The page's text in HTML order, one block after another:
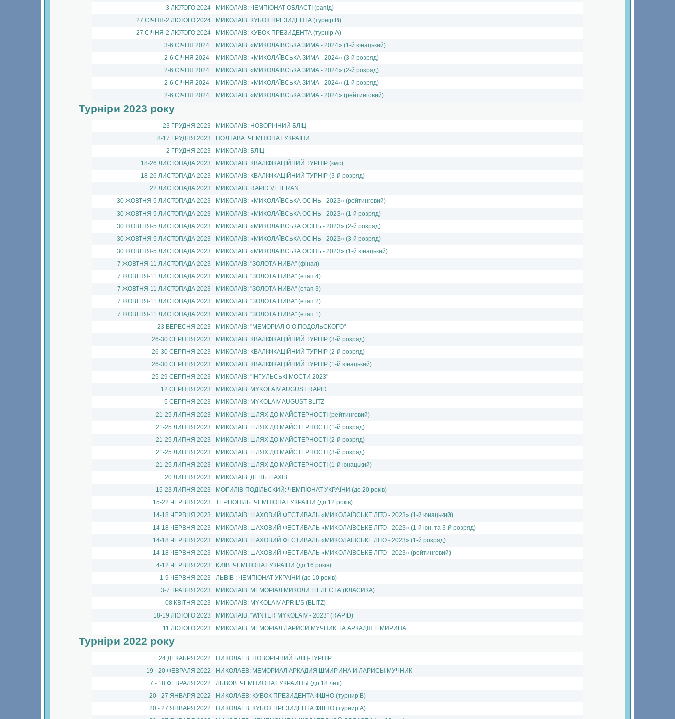
3 ЛЮТОГО 2024
МИКОЛАЇВ: ЧЕМПIОНАТ ОБЛАСТI (рапід)
27 СIЧНЯ-2 ЛЮТОГО 2024
МИКОЛАЇВ: КУБОК ПРЕЗИДЕНТА (турнір В)
27 СIЧНЯ-2 ЛЮТОГО 2024
МИКОЛАЇВ: КУБОК ПРЕЗИДЕНТА (турнір А)
3-6 СIЧНЯ 2024
МИКОЛАЇВ: «МИКОЛАЇВСЬКА ЗИМА - 2024» (1-й юнацький)
2-6 СIЧНЯ 2024
МИКОЛАЇВ: «МИКОЛАЇВСЬКА ЗИМА - 2024» (3-й розряд)
2-6 СIЧНЯ 2024
МИКОЛАЇВ: «МИКОЛАЇВСЬКА ЗИМА - 2024» (2-й розряд)
2-6 СIЧНЯ 2024
МИКОЛАЇВ: «МИКОЛАЇВСЬКА ЗИМА - 2024» (1-й розряд)
2-6 СIЧНЯ 2024
МИКОЛАЇВ: «МИКОЛАЇВСЬКА ЗИМА - 2024» (рейтинговий)
Турніри2023 року
23 ГРУДНЯ 2023
МИКОЛАЇВ: НОВОРIЧНИЙ БЛIЦ
8-17 ГРУДНЯ 2023
ПОЛТАВА: ЧЕМПІОНАТ УКРАЇНИ
2 ГРУДНЯ 2023
МИКОЛАЇВ: БЛIЦ
18-26 ЛИСТОПАДА 2023
МИКОЛАЇВ: КВАЛIФIКАЦIЙНИЙ ТУРНIР (кмс)
18-26 ЛИСТОПАДА 2023
МИКОЛАЇВ: КВАЛIФIКАЦIЙНИЙ ТУРНIР (3-й розряд)
22 ЛИСТОПАДА 2023
МИКОЛАЇВ: RAPID VETERAN
30 ЖОВТНЯ-5 ЛИСТОПАДА 2023
МИКОЛАЇВ: «МИКОЛАЇВСЬКА ОСІНЬ - 2023» (рейтинговий)
30 ЖОВТНЯ-5 ЛИСТОПАДА 2023
МИКОЛАЇВ: «МИКОЛАЇВСЬКА ОСІНЬ - 2023» (1-й розряд)
30 ЖОВТНЯ-5 ЛИСТОПАДА 2023
МИКОЛАЇВ: «МИКОЛАЇВСЬКА ОСІНЬ - 2023» (2-й розряд)
30 ЖОВТНЯ-5 ЛИСТОПАДА 2023
МИКОЛАЇВ: «МИКОЛАЇВСЬКА ОСІНЬ - 2023» (3-й розряд)
30 ЖОВТНЯ-5 ЛИСТОПАДА 2023
МИКОЛАЇВ: «МИКОЛАЇВСЬКА ОСІНЬ - 2023» (1-й юнацький)
7 ЖОВТНЯ-11 ЛИСТОПАДА 2023
МИКОЛАЇВ: "ЗОЛОТА НИВА" (фiнал)
7 ЖОВТНЯ-11 ЛИСТОПАДА 2023
МИКОЛАЇВ: "ЗОЛОТА НИВА" (етап 4)
7 ЖОВТНЯ-11 ЛИСТОПАДА 2023
МИКОЛАЇВ: "ЗОЛОТА НИВА" (етап 3)
7 ЖОВТНЯ-11 ЛИСТОПАДА 2023
МИКОЛАЇВ: "ЗОЛОТА НИВА" (етап 2)
7 ЖОВТНЯ-11 ЛИСТОПАДА 2023
МИКОЛАЇВ: "ЗОЛОТА НИВА" (етап 1)
23 ВЕРЕСНЯ 2023
МИКОЛАЇВ: "МЕМОРIАЛ О.О.ПОДОЛЬСКОГО"
26-30 СЕРПНЯ 2023
МИКОЛАЇВ: КВАЛIФIКАЦIЙНИЙ ТУРНIР (3-й розряд)
26-30 СЕРПНЯ 2023
МИКОЛАЇВ: КВАЛIФIКАЦIЙНИЙ ТУРНIР (2-й розряд)
26-30 СЕРПНЯ 2023
МИКОЛАЇВ: КВАЛIФIКАЦIЙНИЙ ТУРНIР (1-й юнацький)
25-29 СЕРПНЯ 2023
МИКОЛАЇВ: "IНГУЛЬСЬКI МОСТИ 2023"
12 СЕРПНЯ 2023
МИКОЛАЇВ: MYKOLAIV AUGUST RAPID
5 СЕРПНЯ 2023
МИКОЛАЇВ: MYKOLAIV AUGUST BLITZ
21-25 ЛИПНЯ 2023
МИКОЛАЇВ: ШЛЯХ ДО МАЙСТЕРНОСТІ (рейтинговий)
21-25 ЛИПНЯ 2023
МИКОЛАЇВ: ШЛЯХ ДО МАЙСТЕРНОСТІ (1-й розряд)
21-25 ЛИПНЯ 2023
МИКОЛАЇВ: ШЛЯХ ДО МАЙСТЕРНОСТІ (2-й розряд)
21-25 ЛИПНЯ 2023
МИКОЛАЇВ: ШЛЯХ ДО МАЙСТЕРНОСТІ (3-й розряд)
21-25 ЛИПНЯ 2023
МИКОЛАЇВ: ШЛЯХ ДО МАЙСТЕРНОСТІ (1-й юнацький)
20 ЛИПНЯ 2023
МИКОЛАЇВ: ДЕНЬ ШАХІВ
15-23 ЛИПНЯ 2023
МОГИЛIВ-ПОДIЛЬСКИЙ: ЧЕМПІОНАТ УКРАЇНИ (до 20 рокiв)
15-22 ЧЕРВНЯ 2023
ТЕРНОПІЛЬ: ЧЕМПІОНАТ УКРАЇНИ (до 12 рокiв)
14-18 ЧЕРВНЯ 2023
МИКОЛАЇВ: ШАХОВИЙ ФЕСТИВАЛЬ «МИКОЛАЇВСЬКЕ ЛІТО - 2023» (1-й юнацький)
14-18 ЧЕРВНЯ 2023
МИКОЛАЇВ: ШАХОВИЙ ФЕСТИВАЛЬ «МИКОЛАЇВСЬКЕ ЛІТО - 2023» (1-й юн. та 3-й розряд)
14-18 ЧЕРВНЯ 2023
МИКОЛАЇВ: ШАХОВИЙ ФЕСТИВАЛЬ «МИКОЛАЇВСЬКЕ ЛІТО - 2023» (1-й розряд)
14-18 ЧЕРВНЯ 2023
МИКОЛАЇВ: ШАХОВИЙ ФЕСТИВАЛЬ «МИКОЛАЇВСЬКЕ ЛІТО - 2023» (рейтинговий)
4-12 ЧЕРВНЯ 2023
КИЇВ: ЧЕМПІОНАТ УКРАЇНИ (до 16 рокiв)
1-9 ЧЕРВНЯ 2023
ЛЬВІВ : ЧЕМПІОНАТ УКРАЇНИ (до 10 рокiв)
3-7 ТРАВНЯ 2023
МИКОЛАЇВ: МЕМОРІАЛ МИКОЛИ ШЕЛЕСТА (КЛАСИКА)
08 КВIТНЯ 2023
МИКОЛАЇВ: MYKOLAIV APRIL’S (BLITZ)
18-19 ЛЮТОГО 2023
МИКОЛАЇВ: “WINTER MYKOLAIV - 2023” (RAPID)
11 ЛЮТОГО 2023
МИКОЛАЇВ: МЕМОРІАЛ ЛАРИСИ МУЧНИК ТА АРКАДІЯ ШМИРИНА
Турніри2022 року
24 ДЕКАБРЯ 2022
НИКОЛАЕВ: НОВОРІЧНИЙ БЛІЦ-ТУРНІР
19 - 20 ФЕВРАЛЯ 2022
НИКОЛАЕВ: МЕМОРИАЛ АРКАДИЯ ШМИРИНА И ЛАРИСЫ МУЧНИК
7 - 18 ФЕВРАЛЯ 2022
ЛЬВОВ: ЧЕМПИОНАТ УКРАИНЫ (до 18 лет)
20 - 27 ЯНВАРЯ 2022
НИКОЛАЕВ: КУБОК ПРЕЗИДЕНТА ФШНО (турнир В)
20 - 27 ЯНВАРЯ 2022
НИКОЛАЕВ: КУБОК ПРЕЗИДЕНТА ФШНО (турнир А)